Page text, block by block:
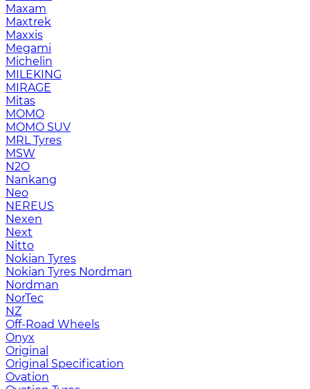
Maxam
Maxtrek
Maxxis
Megami
Michelin
MILEKING
MIRAGE
Mitas
MOMO
MOMO SUV
MRL Tyres
MSW
N2O
Nankang
Neo
NEREUS
Nexen
Next
Nitto
Nokian Tyres
Nokian Tyres Nordman
Nordman
NorTec
NZ
Off-Road Wheels
Onyx
Original
Original Specification
Ovation